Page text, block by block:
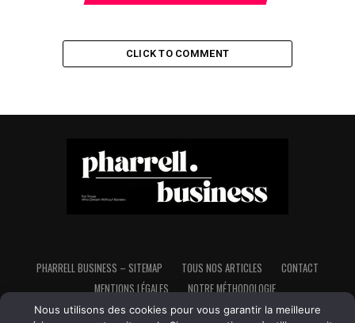
CLICK TO COMMENT
PHARRELL BUSINESS – SITEMAP TOUS NOS ARTICLES
CONTACT
MENTIONS LÉGALES
NOTRE MÉTHODOLOGIE
Nous utilisons des cookies pour vous garantir la meilleure